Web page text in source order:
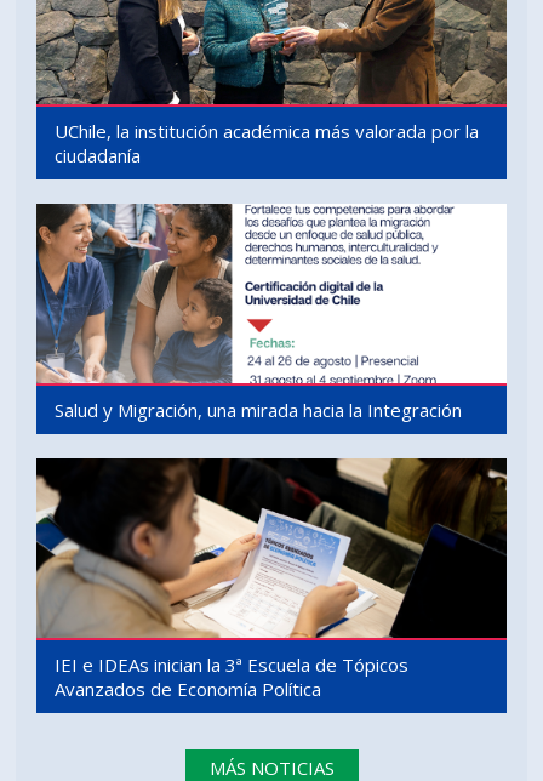
UChile, la institución académica más valorada por la
ciudadanía
Salud y Migración, una mirada hacia la Integración
IEI e IDEAs inician la 3ª Escuela de Tópicos
Avanzados de Economía Política
MÁS NOTICIAS